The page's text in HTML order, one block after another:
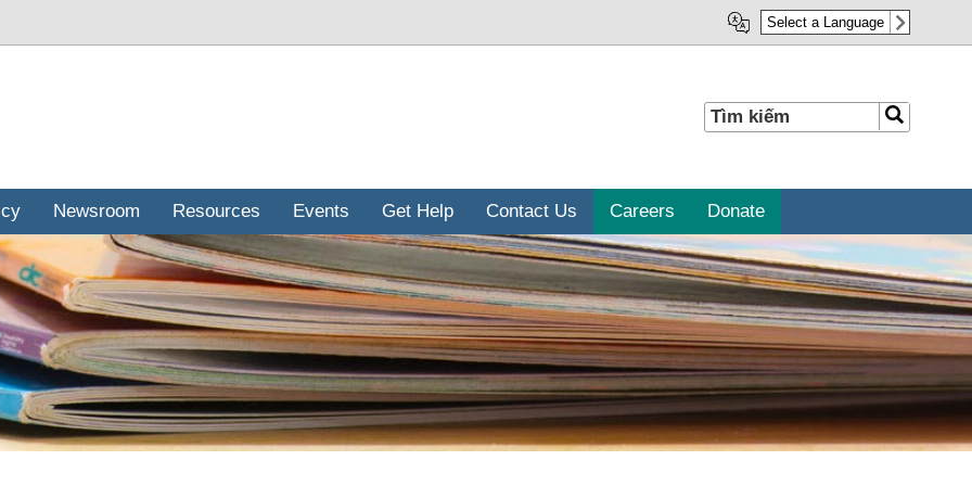
Select a Language
Tìm
Tìm
Newsroom Resources Events Get Help Contact Us Careers Donate